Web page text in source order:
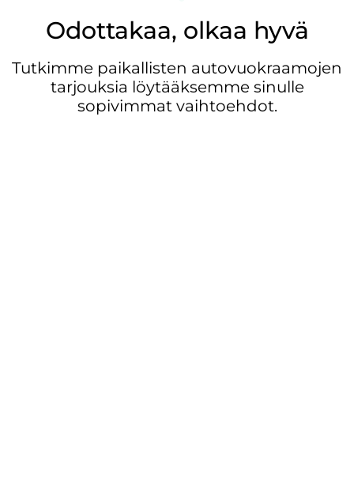
Odottakaa, olkaa hyvä
Tutkimme paikallisten autovuokraamojen
tarjouksia löytääksemme sinulle
sopivimmat vaihtoehdot.